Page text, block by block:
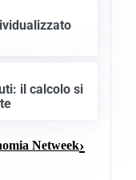
il calcolo si
Netweek